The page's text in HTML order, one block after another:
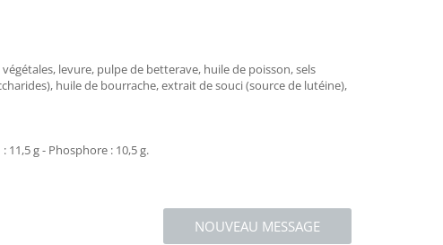
levure, pulpe de betterave, huile de poisson, sels
huile de bourrache, extrait de souci (source de lutéine),
11,5 g - Phosphore : 10,5 g.
NOUVEAU MESSAGE